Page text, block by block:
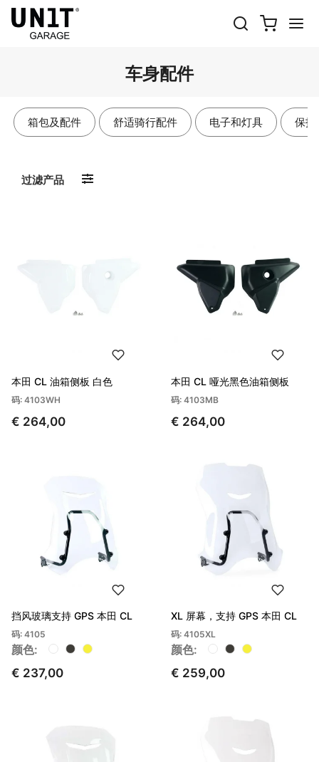
车身配件
箱包及配件 舒适骑行配件 电子和灯具 保护
过滤产品
本田 CL 油箱侧板 白色
码: 4103WH
€ 264,00
本田 CL 哑光黑色油箱侧板
码: 4103MB
€ 264,00
挡风玻璃支持 GPS 本田 CL
码: 4105
颜色:
€ 237,00
XL 屏幕，支持 GPS 本田 CL
码: 4105XL
颜色:
€ 259,00